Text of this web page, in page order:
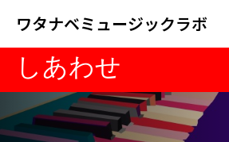
ワタナベミュージックラボ
しあわせ